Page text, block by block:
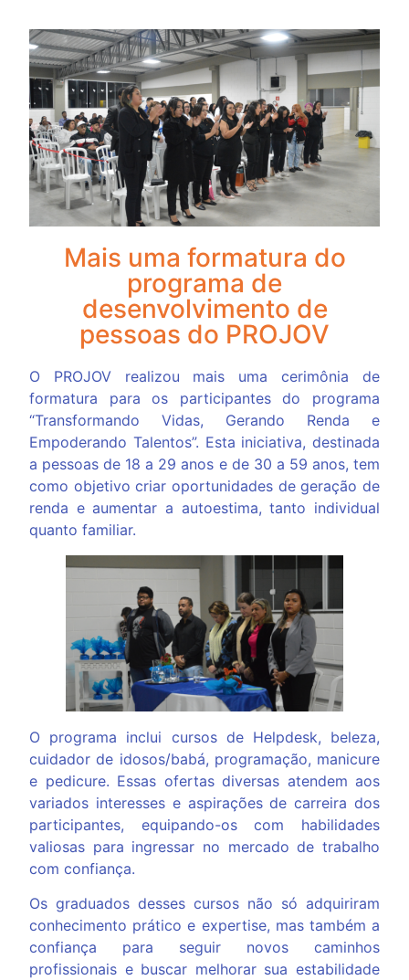
Mais uma formatura do
programa de
desenvolvimento de
pessoas do PROJOV
O PROJOV realizou mais uma cerimônia de
formatura para os participantes do programa
“Transformando Vidas, Gerando Renda e
Empoderando Talentos”. Esta iniciativa, destinada
a pessoas de 18 a 29 anos e de 30 a 59 anos, tem
como objetivo criar oportunidades de geração de
renda e aumentar a autoestima, tanto individual
quanto familiar.
O programa inclui cursos de Helpdesk, beleza,
cuidador de idosos/babá, programação, manicure
e pedicure. Essas ofertas diversas atendem aos
variados interesses e aspirações de carreira dos
participantes, equipando-os com habilidades
valiosas para ingressar no mercado de trabalho
com confiança.
Os graduados desses cursos não só adquiriram
conhecimento prático e expertise, mas também a
confiança para seguir novos caminhos
profissionais e buscar melhorar sua estabilidade